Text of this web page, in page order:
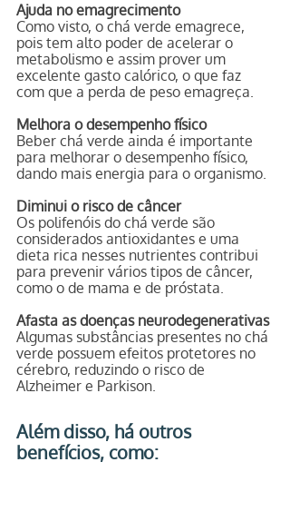
Ajuda no emagrecimento
Como visto, o chá verde emagrece,
pois tem alto poder de acelerar o
metabolismo e assim prover um
excelente gasto calórico, o que faz
com que a perda de peso emagreça.
Melhora o desempenho físico
Beber chá verde ainda é importante
para melhorar o desempenho físico,
dando mais energia para o organismo.
Diminui o risco de câncer
Os polifenóis do chá verde são
considerados antioxidantes e uma
dieta rica nesses nutrientes contribui
para prevenir vários tipos de câncer,
como o de mama e de próstata.
Afasta as doenças neurodegenerativas
Algumas substâncias presentes no chá
verde possuem efeitos protetores no
cérebro, reduzindo o risco de
Alzheimer e Parkison.
Além disso, há outros
benefícios, como: